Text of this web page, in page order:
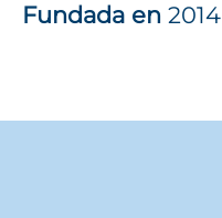
Fundada en 2014